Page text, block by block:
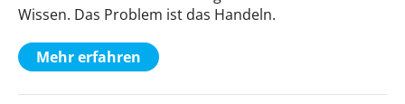
Wissen. Das Problem ist das Handeln.
Mehr erfahren